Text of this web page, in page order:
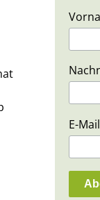
E-Mail